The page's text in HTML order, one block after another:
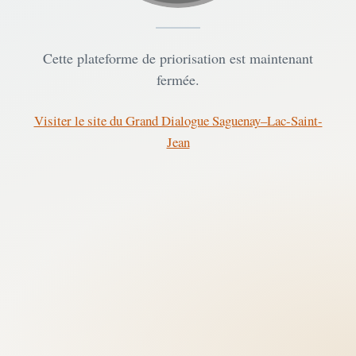
Cette plateforme de priorisation est maintenant
fermée.
Visiter le site du Grand Dialogue Saguenay–Lac-Saint-
Jean